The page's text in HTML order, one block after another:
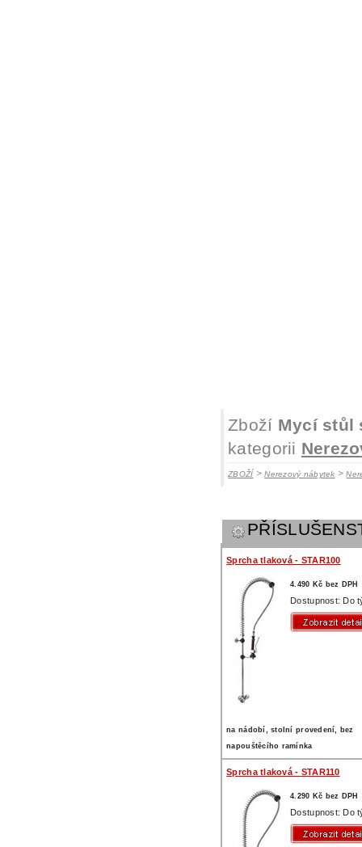
Zboží Mycí stůl
kategorii
ZBOŽÍ>Nerezový nábytek >
Sprcha tlaková - STAR100
4.490 Kč bez DPH
Dostupnost: Do
na nádobí, stolní provedení, bez
napouštěcího ramínka
Sprcha tlaková - STAR110
4.290 Kč bez DPH
Dostupnost: Do